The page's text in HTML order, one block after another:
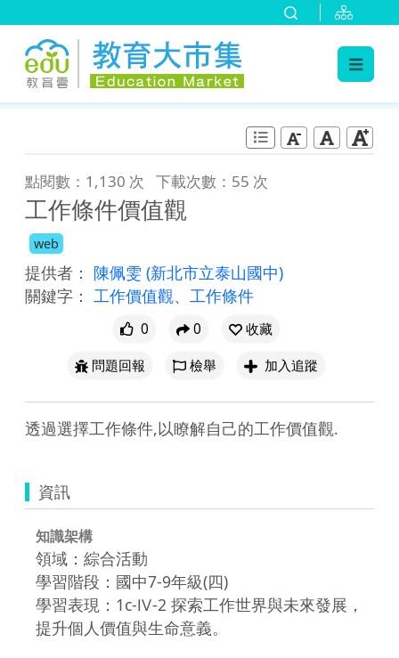
點閱數：1,130 次 下載次數：55 次
工作條件價值觀
web
提供者： 陳佩雯 (新北市立泰山國中)
關鍵字： 工作價值觀、 工作條件
0 0
收藏
問題回報
檢舉 加入追蹤
透過選擇工作條件,以瞭解自己的工作價值觀.
資訊
知識架構
領域：綜合活動
學習階段：國中7-9年級(四)
學習表現：1c-Ⅳ-2 探索工作世界與未來發展，
提升個人價值與生命意義。